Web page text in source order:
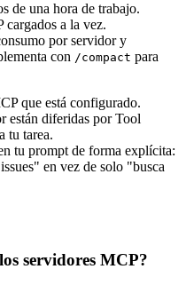
de una hora de trabajo.
cargados a la vez.
por servidor y
con /compact para
que está configurado.
están diferidas por Tool
tu tarea.
tu prompt de forma explícita:
en vez de solo "busca
servidores MCP?